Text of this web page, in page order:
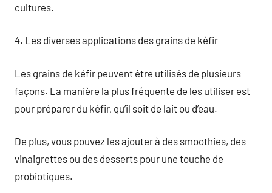
cultures.
4. Les diverses applications des grains de kéfir
Les grains de kéfir peuvent être utilisés de plusieurs
façons. La manière la plus fréquente de les utiliser est
pour préparer du kéfir, qu’il soit de lait ou d’eau.
De plus, vous pouvez les ajouter à des smoothies, des
vinaigrettes ou des desserts pour une touche de
probiotiques.